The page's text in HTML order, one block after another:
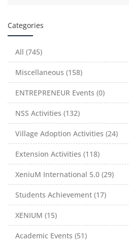
Categories
All (745)
Miscellaneous (158)
ENTREPRENEUR Events (0)
NSS Activities (132)
Village Adoption Activities (24)
Extension Activities (118)
XeniuM International 5.0 (29)
Students Achievement (17)
XENIUM (15)
Academic Events (51)